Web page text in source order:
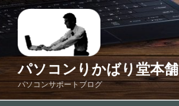
コ
ン
テ
ス
パソコンりかばり堂本舗
パソコンサポートブログ